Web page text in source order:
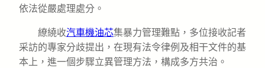
依法從嚴處理處分。
繚繞收汽車機油芯集暴力管理難點，多位接收記者
采訪的專家分歧提出，在現有法令律例及相干文件的基
本上，進一個步驟立異管理方法，構成多方共治。